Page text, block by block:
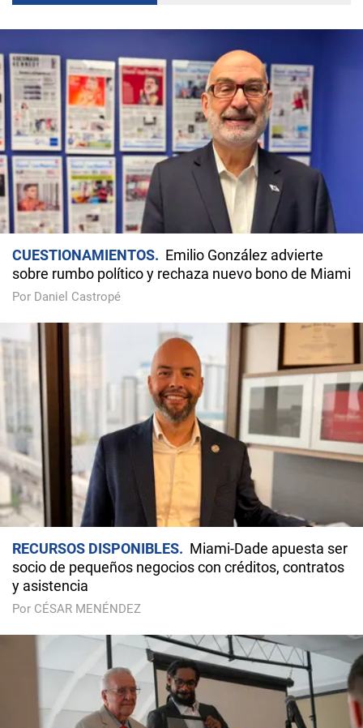
CUESTIONAMIENTOS
Emilio González advierte
sobre rumbo político y rechaza nuevo bono de Miami
Por Daniel Castropé
RECURSOS DISPONIBLES
Miami-Dade apuesta ser
socio de pequeños negocios con créditos, contratos
y asistencia
Por CÉSAR MENÉNDEZ